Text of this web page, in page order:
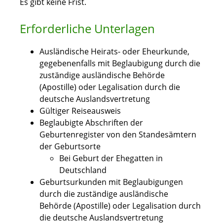
Erforderliche Unterlagen
Ausländische Heirats- oder Eheurkunde,
gegebenenfalls mit Beglaubigung durch die
zuständige ausländische Behörde
(Apostille) oder Legalisation durch die
deutsche Auslandsvertretung
Gültiger Reiseausweis
Beglaubigte Abschriften der
Geburtenregister von den Standesämtern
der Geburtsorte
Bei Geburt der Ehegatten in
Deutschland
Geburtsurkunden mit Beglaubigungen
durch die zuständige ausländische
Behörde (Apostille) oder Legalisation durch
die deutsche Auslandsvertretung